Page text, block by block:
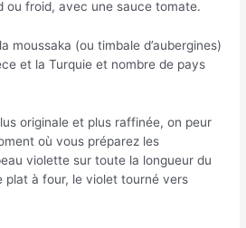
ou froid, avec une sauce tomate.
moussaka (ou timbale d’aubergines)
et la Turquie et nombre de pays
originale et plus raffinée, on peur
où vous préparez les
violette sur toute la longueur du
plat à four, le violet tourné vers